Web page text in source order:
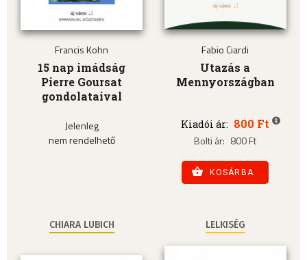
Francis Kohn
15 nap imádság
Pierre Goursat
gondolataival
Jelenleg
nem rendelhető
Fabio Ciardi
Utazás a
Mennyországban
Kiadói ár: 800 Ft
Bolti ár: 800 Ft
KOSÁRBA
CHIARA LUBICH LELKISÉG